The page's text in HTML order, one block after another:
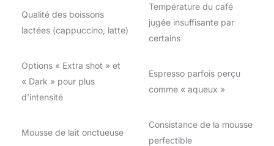
Qualité des boissons
lactées (cappuccino, latte)
Température du café
jugée insuffisante par
certains
Options « Extra shot » et
« Dark » pour plus
d’intensité
Espresso parfois perçu
comme « aqueux »
Mousse de lait onctueuse
Consistance de la mousse
perfectible